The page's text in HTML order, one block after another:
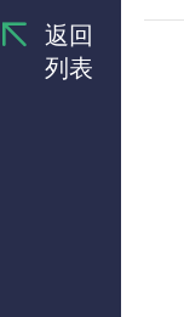
返回
列表